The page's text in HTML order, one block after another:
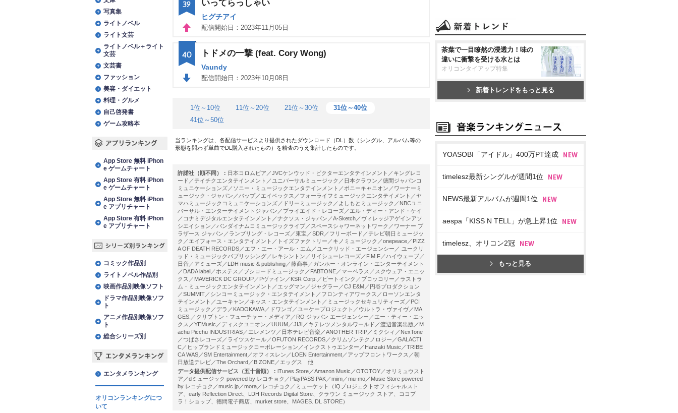
WN
39
UP
いってらっしゃい
ヒグチアイ
配信開始日：2023年11月05日
40
WN
トドメの一撃 (feat. Cory Wong)
Vaundy
配信開始日：2023年10月08日
1位～10位 11位～20位 21位～30位
31位～40位
41位～50位
当ランキングは、各配信サービスより提供されたダウンロード（DL）数（シングル、アルバム等の
形態を問わず単曲でDL購入されたもの）を精査のうえ集計したものです。
許諾社（順不同）： 日本コロムビア／JVCケンウッド・ビクターエンタテインメント／キングレコ
ード／テイチクエンタテインメント／ユニバーサルミュージック／日本クラウン／徳間ジャパンコ
ミュニケーションズ／ソニー・ミュージックエンタテインメント／ポニーキャニオン／ワーナーミ
ュージック・ジャパン／バップ／エイベックス／フォーライフミュージックエンタテイメント／ヤ
マハミュージックコミュニケーションズ／ドリーミュージック／よしもとミュージック／NBCユニ
バーサル・エンターテイメントジャパン／プライエイド・レコーズ／エル・ディー・アンド・ケイ
／コナミデジタルエンタテインメント／ナクソス・ジャパン／A-Sketch／ヴィレッジアゲインアソ
シエイション／バンダイナムコミュージックライブ／スペースシャワーネットワーク／ワーナー ブ
ラザース ジャパン／ランブリング・レコーズ／東宝／SDR／フリーボード／テレビ朝日ミュージッ
ク／エイフォース・エンタテイメント／トイズファクトリー／キノミュージック／onepeace／PIZZ
A OF DEATH RECORDS／エフ・エー・アール・エム／ユークリッド・エージェンシー／ ユークリ
ッド・ミュージックパブリッシング／レキシントン／リイシューレコーズ／F.M.F／ハイウェーブ／
日音／アミューズ／LDH music & publishing／藤商事／ガンホー・オンライン・エンターテイメント
／DADA label／ホステス／ブシロードミュージック／FABTONE／マーベラス／スクウェア・エニッ
クス／MAVERICK DC GROUP／Pヴァイン／KSR Corp.／ビートインク／ブロッコリー／ラストラ
ム・ミュージックエンタテインメント／エッグマン／ジャグラー／CJ E&M／円谷プロダクション
／SUMMIT／シンコーミュージック・エンタテイメント／フロンティアワークス／ローソンエンタ
テインメント／ユーキャン／キッス・エンタテインメント／ミュージックセキュリティーズ／PCI
ミュージック／デラ／KADOKAWA／ドワンゴ／ユーケープロジェクト／ウルトラ・ヴァイヴ／MA
GES.／クリプトン・フューチャー・メディア／RO ジャパン エージェンシー／エー・ティー・エッ
クス／YEMusic／ディスクユニオン／UUUM／JIJI／キテレツメンタルワールド／渡辺音楽出版／M
achu Picchu INDUSTRIAS／エレメンツ／日本テレビ音楽／ANOTHER TRIP／ミクシィ／NexTone
／つばさレコーズ／ライツスケール／OFUTON RECORDS／クリムゾンテクノロジー／GALACTI
C／ヒップランドミュージックコーポレーション／インクストゥエンター／Hanzaki Music／TRIBE
CA WAS／SM Entertainment／オフィスレン／LOEN Entertainment／アップフロントワークス／朝
日放送テレビ／The Orchard／B ZONE／エッグス 他
データ提供配信サービス（五十音順）： iTunes Store／Amazon Music／OTOTOY／オリミュウスト
ア／dミュージック powered by レコチョク／PlayPASS PAK／miim／mu-mo／Music Store powered
by レコチョク／music.jp／mora／レコチョク／ミューケット（IQプロジェクトオフィシャルスト
ア、early Reflection Direct、LDH Records Digital Store、クラウン ミュージック ストア、ココプ
ラ！ショップ、徳間電子商店、murket store、MAGES. DL STORE）
写真集
ライトノベル
ライト文芸
ライトノベル＋ライト
文芸
文芸書
ファッション
美容・ダイエット
料理・グルメ
自己啓発書
ゲーム攻略本
App Store 無料 iPhon
e ゲームチャート
App Store 有料 iPhon
e ゲームチャート
App Store 無料 iPhon
e アプリチャート
App Store 有料 iPhon
e アプリチャート
コミック作品別
ライトノベル作品別
映画作品別映像ソフト
ドラマ作品別映像ソフ
ト
アニメ作品別映像ソフ
ト
総合シリーズ別
エンタメランキング
オリコンランキングにつ
いて
茶葉で一目瞭然の浸透力！味の
違いに衝撃を受ける水とは
オリコンタイアップ特集
新着トレンドをもっと見る
YOASOBI「アイドル」400万PT達成
timelesz最新シングルが週間1位
NEWS最新アルバムが週間1位
aespa「KISS N TELL」が急上昇1位
timelesz、オリコン2冠
もっと見る